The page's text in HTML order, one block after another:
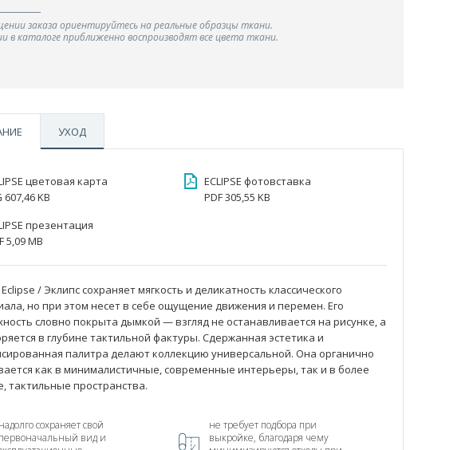
заказа ориентируйтесь на реальные образцы ткани.
в каталоге приближенно воспроизводят все цвета ткани.
УХОД
цветовая карта
607,46 KB
ECLIPSE фотовставка
PDF 305,55 KB
презентация
5,09 MB
/ Эклипс сохраняет мягкость и деликатность классического
но при этом несет в себе ощущение движения и перемен. Его
словно покрыта дымкой — взгляд не останавливается на рисунке, а
в глубине тактильной фактуры. Сдержанная эстетика и
палитра делают коллекцию универсальной. Она органично
как в минималистичные, современные интерьеры, так и в более
тактильные пространства.
надолго сохраняет свой
первоначальный вид и
не требует подбора при
выкройке, благодаря чему